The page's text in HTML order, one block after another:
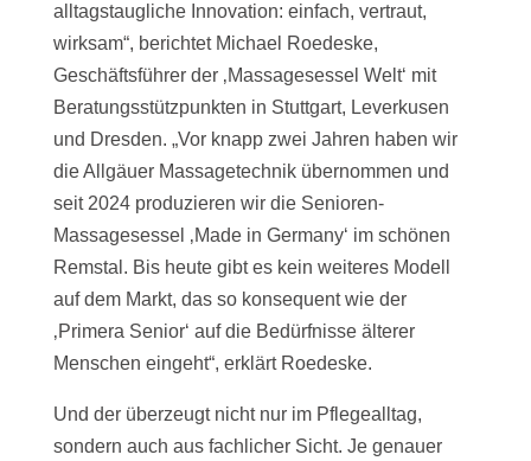
alltagstaugliche Innovation: einfach, vertraut,
wirksam“, berichtet Michael Roedeske,
Geschäftsführer der ‚Massagesessel Welt‘ mit
Beratungsstützpunkten in Stuttgart, Leverkusen
und Dresden. „Vor knapp zwei Jahren haben wir
die Allgäuer Massagetechnik übernommen und
seit 2024 produzieren wir die Senioren-
Massagesessel ‚Made in Germany‘ im schönen
Remstal. Bis heute gibt es kein weiteres Modell
auf dem Markt, das so konsequent wie der
‚Primera Senior‘ auf die Bedürfnisse älterer
Menschen eingeht“, erklärt Roedeske.
Und der überzeugt nicht nur im Pflegealltag,
sondern auch aus fachlicher Sicht. Je genauer